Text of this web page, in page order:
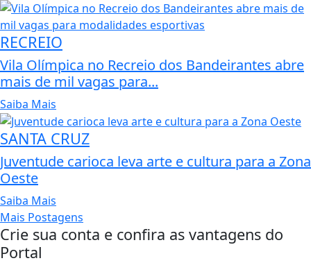
RECREIO
Vila Olímpica no Recreio dos Bandeirantes abre
mais de mil vagas para...
Saiba Mais
SANTA CRUZ
Juventude carioca leva arte e cultura para a Zona
Oeste
Saiba Mais
Mais Postagens
Crie sua conta e confira as vantagens do
Portal